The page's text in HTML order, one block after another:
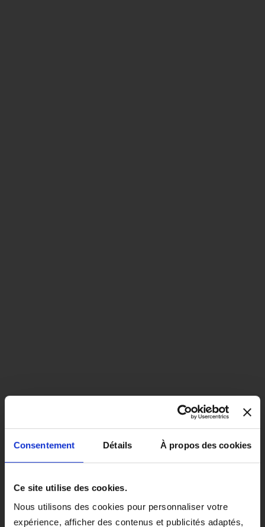
Consentement Détails À propos des cookies
Ce site utilise des cookies.
Nous utilisons des cookies pour personnaliser votre
expérience, afficher des contenus et publicités adaptés,
close
EN COLORIS NOIR, CE PRODUIT
SEPTEMBRE 2026.